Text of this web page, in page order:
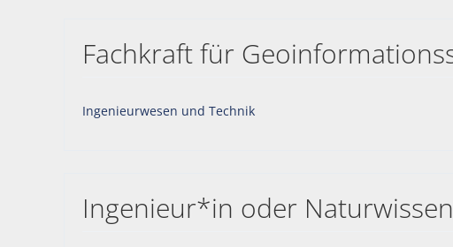
Fachkraft für
Ingenieurwesen und Technik
Ingenieur*in oder